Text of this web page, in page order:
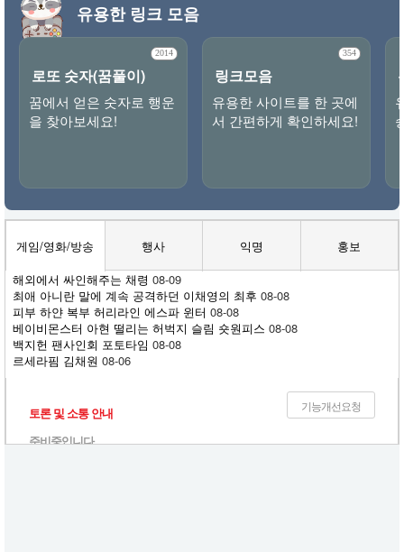
유용한 링크 모음
로또 숫자(꿈풀이)
2014
꿈에서 얻은 숫자로 행운
을 찾아보세요!
링크모음
354
유용한 사이트를 한 곳에
서 간편하게 확인하세요!
게임/영화/방송 행사 익명
홍보
해외에서 싸인해주는 채령 08-09
최애 아니란 말에 계속 공격하던 이채영의 최후 08-08
피부 하얀 복부 허리라인 에스파 윈터 08-08
베이비몬스터 아현 떨리는 허벅지 슬림 숏원피스 08-08
백지헌 팬사인회 포토타임 08-08
르세라핌 김채원 08-06
토론 및 소통 안내
준비중입니다.
기능개선요청